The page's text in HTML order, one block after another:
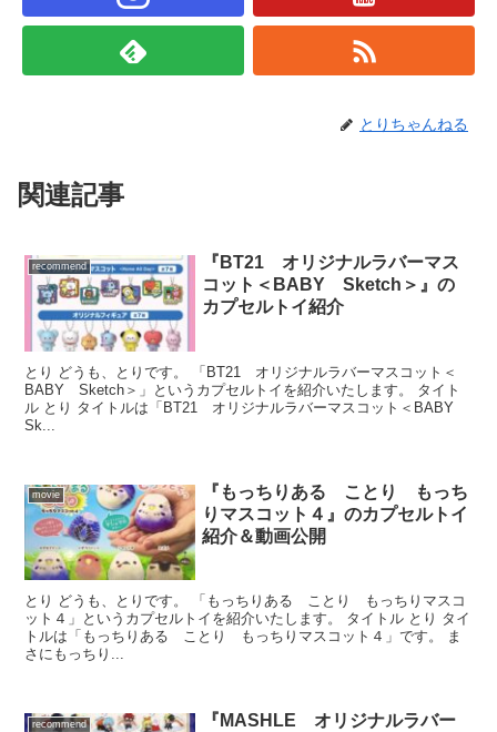
とりちゃんねる
関連記事
recommend
『BT21 オリジナルラバーマス
コット＜BABY Sketch＞』の
カプセルトイ紹介
とり どうも、とりです。 「BT21 オリジナルラバーマスコット＜
BABY Sketch＞」というカプセルトイを紹介いたします。 タイト
ル とり タイトルは「BT21 オリジナルラバーマスコット＜BABY
Sk...
movie
『もっちりある ことり もっち
りマスコット４』のカプセルトイ
紹介＆動画公開
とり どうも、とりです。 「もっちりある ことり もっちりマスコ
ット４」というカプセルトイを紹介いたします。 タイトル とり タイ
トルは「もっちりある ことり もっちりマスコット４」です。 ま
さにもっちり...
recommend
『MASHLE オリジナルラバー